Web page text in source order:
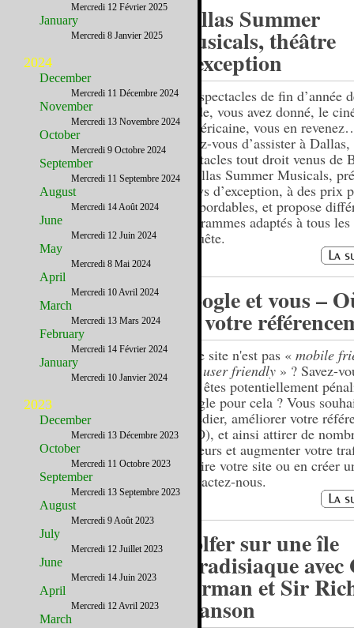
Dallas Summer
Musicals, théâtre
d’exception
Les spectacles de fin d’année
Grade, vous avez donné, le
l’américaine, vous en
diriez-vous d’assister à
spectacles tout droit venus de
? Dallas Summer Musicals,
shows d’exception, à des prix
qu’abordables, et propose
programmes adaptés à tous
Enquête.
Google et vous –
est votre
Votre site n'est pas « mobile
user friendly » ? Savez-
vous êtes potentiellement
Google pour cela ? Vous
remédier, améliorer votre
(SEO), et ainsi attirer de
visiteurs et augmenter votre
Refaire votre site ou en créer
Contactez-nous.
Golfer sur une île
paradisiaque
Norman et Sir
Branson
Mercredi 12 Février 2025
January
Mercredi 8 Janvier 2025
2024
December
Mercredi 11 Décembre 2024
November
Mercredi 13 Novembre 2024
October
Mercredi 9 Octobre 2024
September
Mercredi 11 Septembre 2024
August
Mercredi 14 Août 2024
June
Mercredi 12 Juin 2024
May
Mercredi 8 Mai 2024
April
Mercredi 10 Avril 2024
March
Mercredi 13 Mars 2024
February
Mercredi 14 Février 2024
January
Mercredi 10 Janvier 2024
2023
December
Mercredi 13 Décembre 2023
October
Mercredi 11 Octobre 2023
September
Mercredi 13 Septembre 2023
August
Mercredi 9 Août 2023
July
Mercredi 12 Juillet 2023
June
Mercredi 14 Juin 2023
April
Mercredi 12 Avril 2023
March